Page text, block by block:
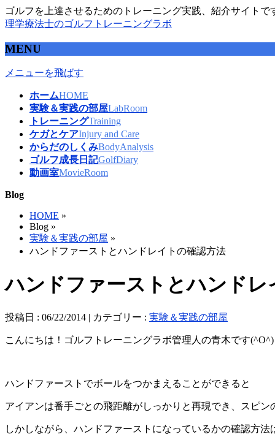
ゴルフを上達させるためのトレーニング実践、紹介サイトで
理学療法士のゴルフトレーニングラボ
MENU
メニューを飛ばす
ホームHOME
実験＆実践の部屋LabRoom
トレーニングTraining
ケガとケアInjury and Care
からだのしくみBodyAnalysis
ゴルフ成長日記GolfDiary
動画室MovieRoom
Blog
HOME »
Blog »
実験＆実践の部屋 »
ハンドファーストとハンドレイトの確認方法
ハンドファーストとハンドレ
投稿日 : 06/22/2014 | カテゴリー : 実験＆実践の部屋
こんにちは！ゴルフトレーニングラボ管理人の青木です(^O^)
ハンドファーストでボールをつかまえることができると
アイアンは番手ごとの飛距離がしっかりと再現でき、スピン
しかしながら、ハンドファーストになっているかの確認方